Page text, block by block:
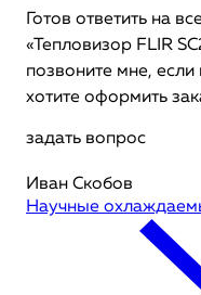
Готов ответить на
«Тепловизор FLIR
позвоните мне,
хотите оформить
задать вопрос
Иван Скобов
Научные